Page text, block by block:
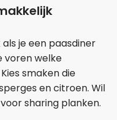
je een paasdiner
voren welke
smaken die
en citroen. Wil
sharing planken.